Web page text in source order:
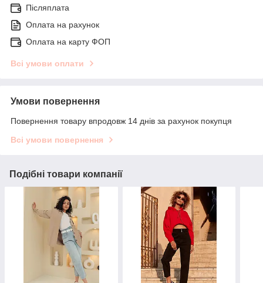
Післяплата
Оплата на рахунок
Оплата на карту ФОП
Всі умови оплати
Умови повернення
Повернення товару впродовж 14 днів за рахунок покупця
Всі умови повернення
Подібні товари компанії